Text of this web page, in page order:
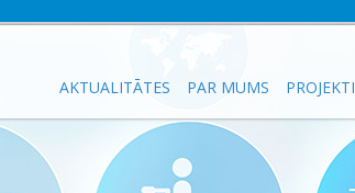
AKTUALITĀTES PAR MUMS PROJEKTI